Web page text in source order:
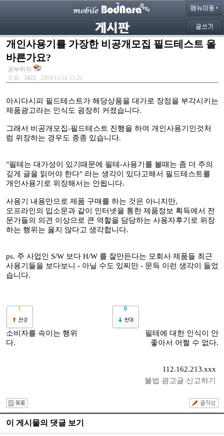
개인사용기를 가장한 비공개모집 필드테스트 올
바른가요?
공부하자
조회 : 3423 , 2009/11/18 15:20
아시다시피 필드테스트가 해당상품을 대가로 장점을 부각시키는
제품광고라는 인식도 굉장히 커졌습니다.
그래서 비공개모집-필드테스트 진행을 하여 개인사용기인것처
럼 위장하는 경우도 종종 있습니다.
"필테는 대가성이 있기때문에 필테-사용기를 볼때는 좀 더 주의
깊게 글을 읽어야 한다" 라는 생각이 있다고해서 필드테스트를
개인사용기로 위장해서는 안됩니다.
사용기 내용만으로 제품 구매를 하는 것은 아니지만,
오프라인의 입소문과 같이 인터넷을 통한 제품정보 획득에서 전
문가들의 의견 이상으로 큰 역할을 담당하는 사용자후기로 위장
하는 행위는 옳지 않다고 생각합니다.
ps. 주 사업인 S/W 보다 H/W 를 잘만든다는 모회사 제품들 최근
사용기들을 보다보니 - 아닐 수도 있찌만 - 문득 이런 생각이 들었
습니다.
1 0
소비자를 속이는 행위
다.
필테에 대한 인식이 안
좋아서 어쩔 수 없다.
112.162.213.xxx
불법 광고글 신고하기
이 게시물의 댓글 보기